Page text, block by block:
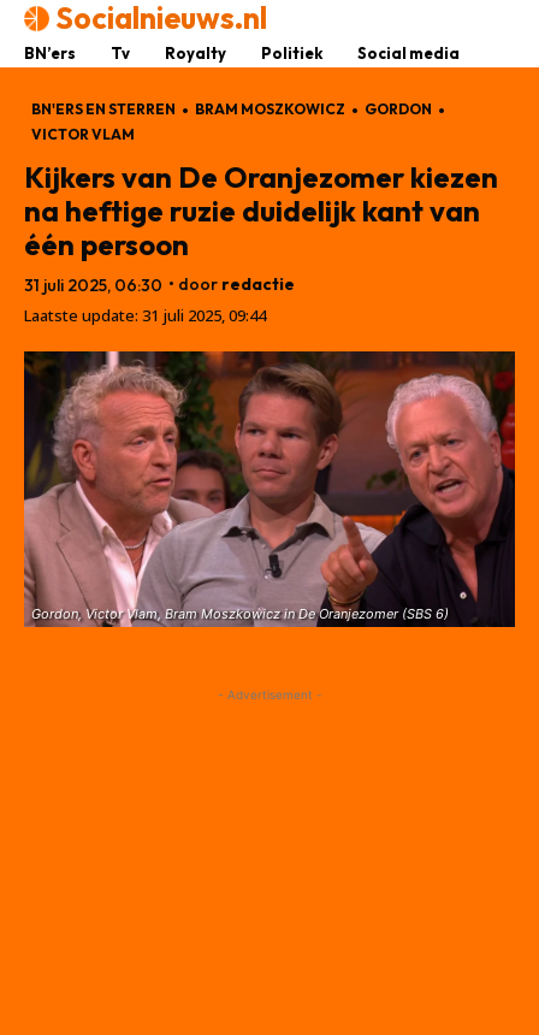
Socialnieuws.nl
BN’ers Tv Royalty Politiek Social media
BN'ERS EN STERREN BRAM MOSZKOWICZ
GORDON
VICTOR VLAM
Kijkers van De Oranjezomer kiezen
na heftige ruzie duidelijk kant van
één persoon
31 juli 2025, 06:30 • door redactie
Laatste update: 31 juli 2025, 09:44
Gordon, Victor Vlam, Bram Moszkowicz in De Oranjezomer (SBS 6)
- Advertisement -